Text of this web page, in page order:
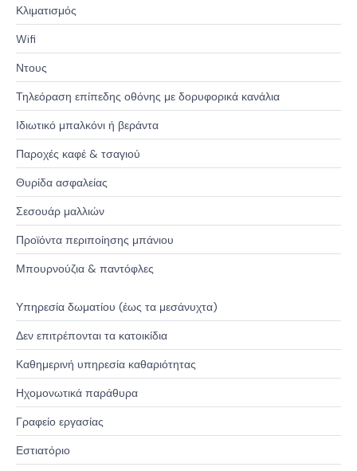
Κλιματισμός
Wifi
Ντους
Τηλεόραση επίπεδης οθόνης με δορυφορικά κανάλια
Ιδιωτικό μπαλκόνι ή βεράντα
Παροχές καφέ & τσαγιού
Θυρίδα ασφαλείας
Σεσουάρ μαλλιών
Προϊόντα περιποίησης μπάνιου
Μπουρνούζια & παντόφλες
Υπηρεσία δωματίου (έως τα μεσάνυχτα)
Δεν επιτρέπονται τα κατοικίδια
Καθημερινή υπηρεσία καθαριότητας
Ηχομονωτικά παράθυρα
Γραφείο εργασίας
Εστιατόριο